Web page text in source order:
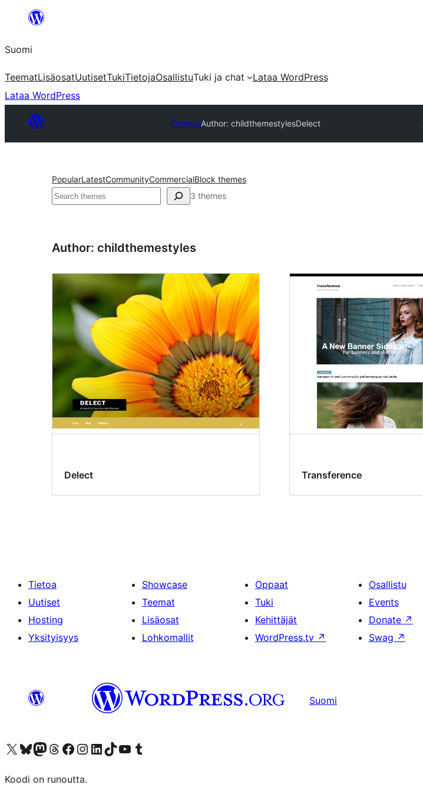
Suomi
TeematLisäosatUutisetTukiTietojaOsallistuTuki ja chat
Lataa WordPress
Lataa WordPress
ThemesAuthor: childthemestylesDelect
PopularLatestCommunityCommercialBlock themes
Etsi 3 themes
Author: childthemestyles
Delect Transference
Tietoa
Uutiset
Hosting
Yksityisyys
Showcase
Teemat
Lisäosat
Lohkomallit
Oppaat
Tuki
Kehittäjät
WordPress.tv ↗
Osallistu
Events
Donate ↗
Swag ↗
Suomi
Visit our X (formerly Twitter) account
Visit our Bluesky account
Visit our Mastodon account
Visit our Threads account
Visit our Facebook page
Visit our Instagram account
Visit our LinkedIn account
Visit our TikTok account
Näytä YouTube-kanava
Visit our Tumblr account
Koodi on runoutta.